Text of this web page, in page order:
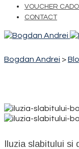
VOUCHER
CONTACT
Bogdan Andrei >
Iluzia slabitului si